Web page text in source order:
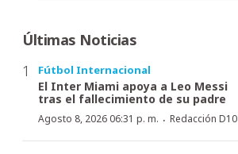
Últimas Noticias
Fútbol Internacional
El Inter Miami apoya a Leo Messi
tras el fallecimiento de su padre
Agosto 8, 2026 06:31 p. m. · Redacción D10